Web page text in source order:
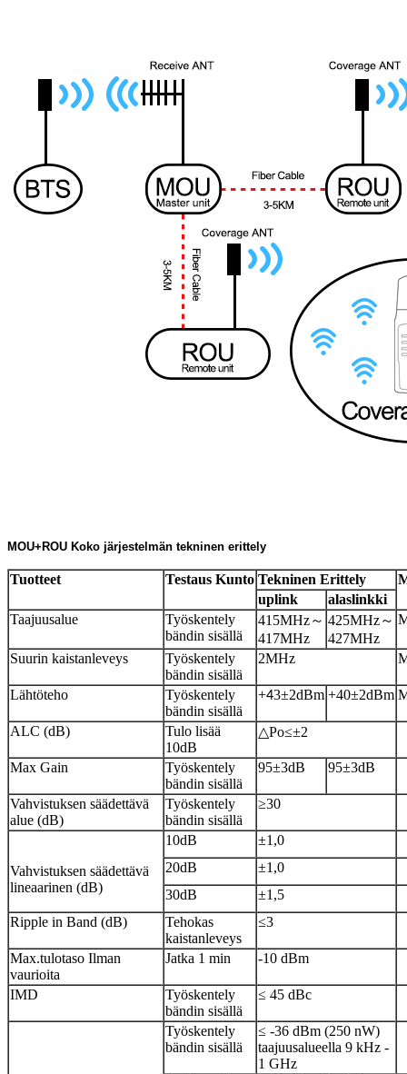
MOU+ROU Koko järjestelmän tekninen erittely
Tuotteet Testaus Kunto Tekninen Erittely
uplink
alaslinkki
Taajuusalue
Työskentely
bändin sisällä
415MHz～
417MHz
425MHz～
427MHz
Suurin kaistanleveys
Työskentely
bändin sisällä
2MHz
Lähtöteho
Työskentely
bändin sisällä
+43±2dBm +40±2dBm
ALC (dB)
Tulo lisää
10dB
△Po≤±2
Max Gain
Työskentely
bändin sisällä
95±3dB 95±3dB
Vahvistuksen säädettävä
alue (dB)
Työskentely
bändin sisällä
≥30
Vahvistuksen säädettävä
lineaarinen (dB)
10dB
±1,0
20dB
±1,0
30dB
±1,5
Ripple in Band (dB)
Tehokas
kaistanleveys
≤3
Max.tulotaso Ilman
vaurioita
Jatka 1 min -10 dBm
IMD
Työskentely
bändin sisällä
≤ 45 dBc
Työskentely
bändin sisällä
≤ -36 dBm (250 nW)
taajuusalueella 9 kHz -
1 GHz